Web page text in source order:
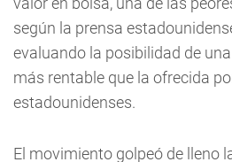
según la prensa
evaluando la posibilidad de
más rentable que la ofrecida
estadounidenses.
El movimiento golpeó de lleno